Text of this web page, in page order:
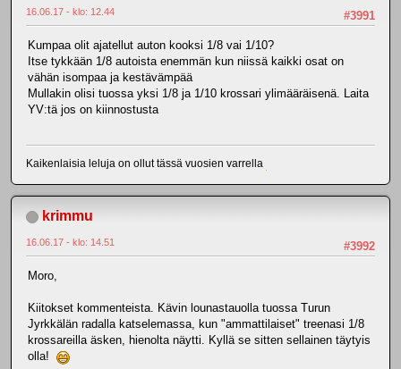
#3991
16.06.17 - klo: 12.44
Kumpaa olit ajatellut auton kooksi 1/8 vai 1/10?
Itse tykkään 1/8 autoista enemmän kun niissä kaikki osat on
vähän isompaa ja kestävämpää
Mullakin olisi tuossa yksi 1/8 ja 1/10 krossari ylimääräisenä. Laita
YV:tä jos on kiinnostusta
Kaikenlaisia leluja on ollut tässä vuosien varrella
krimmu
#3992
16.06.17 - klo: 14.51
Moro,
Kiitokset kommenteista. Kävin lounastauolla tuossa Turun
Jyrkkälän radalla katselemassa, kun "ammattilaiset" treenasi 1/8
krossareilla äsken, hienolta näytti. Kyllä se sitten sellainen täytyis
olla!